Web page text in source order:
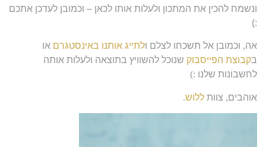
ונשמח להכין את המתכון ולעלות אותו לכאן – וכמובן לעדכן אתכם
:)
אה, וכמובן אל תשכחו לצלם ולתייג אותנו באינסטגרם או
בקבוצת הפייסבוק שנוכל להשוויץ בתוצאה ולעלות אותה
לחשבונות שלנו :)
אוהבים, צוות ללוש.